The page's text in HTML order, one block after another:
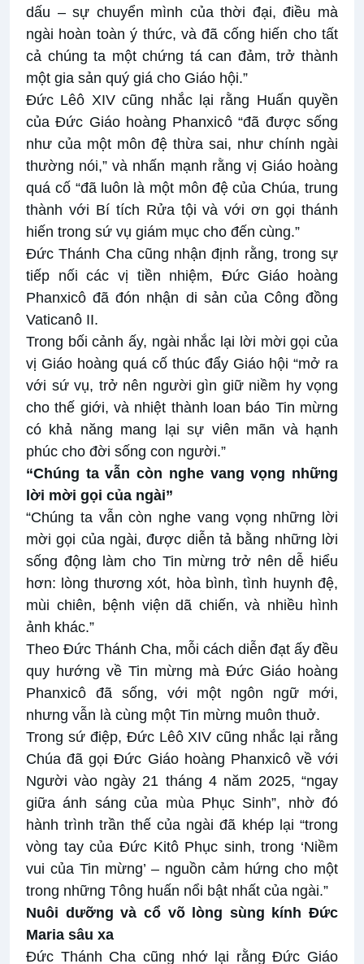
dấu – sự chuyển mình của thời đại, điều mà
ngài hoàn toàn ý thức, và đã cống hiến cho tất
cả chúng ta một chứng tá can đảm, trở thành
một gia sản quý giá cho Giáo hội.”
Đức Lêô XIV cũng nhắc lại rằng Huấn quyền
của Đức Giáo hoàng Phanxicô “đã được sống
như của một môn đệ thừa sai, như chính ngài
thường nói,” và nhấn mạnh rằng vị Giáo hoàng
quá cố “đã luôn là một môn đệ của Chúa, trung
thành với Bí tích Rửa tội và với ơn gọi thánh
hiến trong sứ vụ giám mục cho đến cùng.”
Đức Thánh Cha cũng nhận định rằng, trong sự
tiếp nối các vị tiền nhiệm, Đức Giáo hoàng
Phanxicô đã đón nhận di sản của Công đồng
Vaticanô II.
Trong bối cảnh ấy, ngài nhắc lại lời mời gọi của
vị Giáo hoàng quá cố thúc đẩy Giáo hội “mở ra
với sứ vụ, trở nên người gìn giữ niềm hy vọng
cho thế giới, và nhiệt thành loan báo Tin mừng
có khả năng mang lại sự viên mãn và hạnh
phúc cho đời sống con người.”
“Chúng ta vẫn còn nghe vang vọng những
lời mời gọi của ngài”
“Chúng ta vẫn còn nghe vang vọng những lời
mời gọi của ngài, được diễn tả bằng những lời
sống động làm cho Tin mừng trở nên dễ hiểu
hơn: lòng thương xót, hòa bình, tình huynh đệ,
mùi chiên, bệnh viện dã chiến, và nhiều hình
ảnh khác.”
Theo Đức Thánh Cha, mỗi cách diễn đạt ấy đều
quy hướng về Tin mừng mà Đức Giáo hoàng
Phanxicô đã sống, với một ngôn ngữ mới,
nhưng vẫn là cùng một Tin mừng muôn thuở.
Trong sứ điệp, Đức Lêô XIV cũng nhắc lại rằng
Chúa đã gọi Đức Giáo hoàng Phanxicô về với
Người vào ngày 21 tháng 4 năm 2025, “ngay
giữa ánh sáng của mùa Phục Sinh”, nhờ đó
hành trình trần thế của ngài đã khép lại “trong
vòng tay của Đức Kitô Phục sinh, trong ‘Niềm
vui của Tin mừng’ – nguồn cảm hứng cho một
trong những Tông huấn nổi bật nhất của ngài.”
Nuôi dưỡng và cổ võ lòng sùng kính Đức
Maria sâu xa
Đức Thánh Cha cũng nhớ lại rằng Đức Giáo